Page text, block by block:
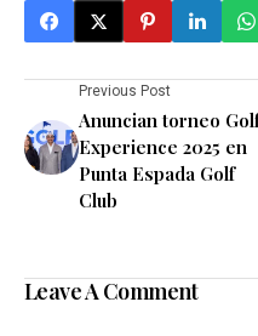
Previous Post
Anuncian torneo
Experience 2025 en
Punta Espada Golf
Club
Leave A Comment